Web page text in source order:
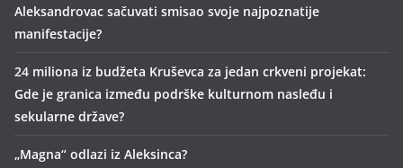
Aleksandrovac sačuvati smisao svoje najpoznatije
manifestacije?
24 miliona iz budžeta Kruševca za jedan crkveni projekat:
Gde je granica između podrške kulturnom nasleđu i
sekularne države?
„Magna“ odlazi iz Aleksinca?